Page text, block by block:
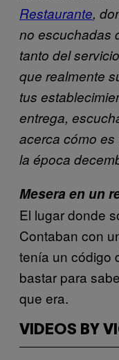
Restaurante,
no escuchadas
tanto del
que realmente
tus
entrega,
acerca cómo
la época
Mesera en un
El lugar donde
Contaban con
tenía un código
bastar para
que era.
VIDEOS BY